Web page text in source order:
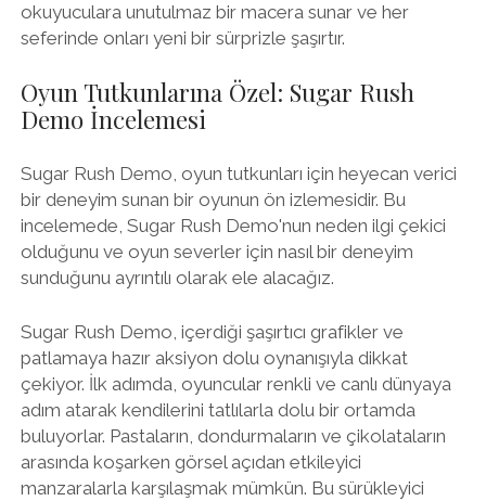
okuyuculara unutulmaz bir macera sunar ve her
seferinde onları yeni bir sürprizle şaşırtır.
Oyun Tutkunlarına Özel: Sugar Rush
Demo İncelemesi
Sugar Rush Demo, oyun tutkunları için heyecan verici
bir deneyim sunan bir oyunun ön izlemesidir. Bu
incelemede, Sugar Rush Demo'nun neden ilgi çekici
olduğunu ve oyun severler için nasıl bir deneyim
sunduğunu ayrıntılı olarak ele alacağız.
Sugar Rush Demo, içerdiği şaşırtıcı grafikler ve
patlamaya hazır aksiyon dolu oynanışıyla dikkat
çekiyor. İlk adımda, oyuncular renkli ve canlı dünyaya
adım atarak kendilerini tatlılarla dolu bir ortamda
buluyorlar. Pastaların, dondurmaların ve çikolataların
arasında koşarken görsel açıdan etkileyici
manzaralarla karşılaşmak mümkün. Bu sürükleyici